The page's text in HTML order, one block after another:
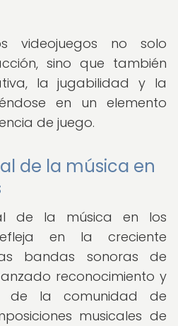
videojuegos no solo
sino que también
la jugabilidad y la
en un elemento
de juego.
de la música en
de la música en los
en la creciente
bandas sonoras de
reconocimiento y
de la comunidad de
musicales de